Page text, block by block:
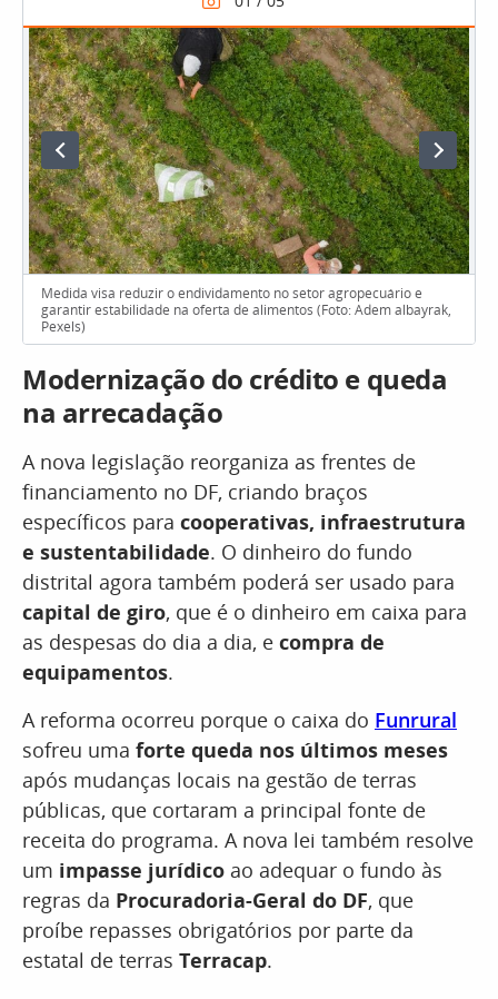
Medida visa reduzir o endividamento no setor agropecuário e
garantir estabilidade na oferta de alimentos (Foto: Adem albayrak,
Pexels)
Modernização do crédito e queda
na arrecadação
A nova legislação reorganiza as frentes de
financiamento no DF, criando braços
específicos para cooperativas, infraestrutura
e sustentabilidade. O dinheiro do fundo
distrital agora também poderá ser usado para
capital de giro, que é o dinheiro em caixa para
as despesas do dia a dia, e compra de
equipamentos.
A reforma ocorreu porque o caixa do Funrural
sofreu uma forte queda nos últimos meses
após mudanças locais na gestão de terras
públicas, que cortaram a principal fonte de
receita do programa. A nova lei também resolve
um impasse jurídico ao adequar o fundo às
regras da Procuradoria-Geral do DF, que
proíbe repasses obrigatórios por parte da
estatal de terras Terracap.